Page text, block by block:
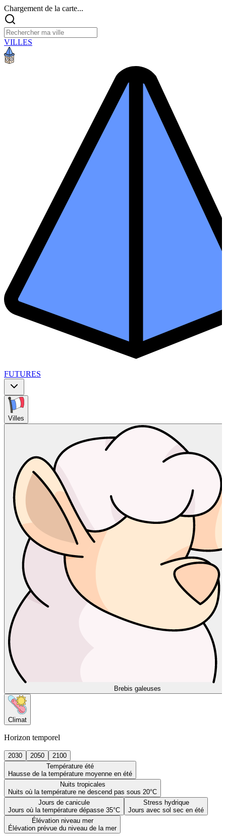
Chargement de la carte...
VILLES
FUTURES
Villes
Brebis galeuses
Climat
Horizon temporel
2030 2050
2100
Température été
Hausse de la température moyenne en été
Nuits tropicales
Nuits où la température ne descend pas sous 20°C
Jours de canicule
Jours où la température dépasse 35°C
Stress hydrique
Jours avec sol sec en été
Élévation niveau mer
Élévation prévue du niveau de la mer